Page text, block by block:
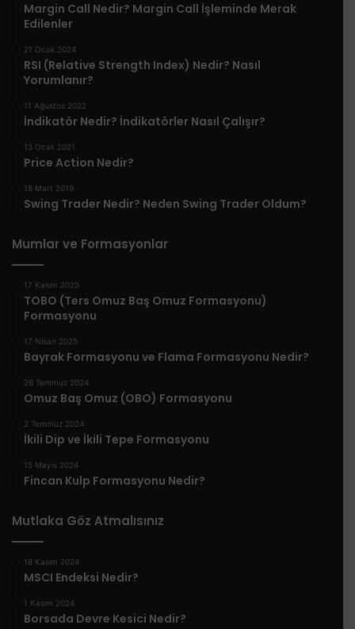
​Margin Call Nedir? Margin Call İşleminde Merak
Edilenler​
21 Ocak 2024
RSI (Relative Strength Index) Nedir? Nasıl
Yorumlanır?
11 Ağustos 2022
İndikatör Nedir? İndikatörler Nasıl Çalışır?
13 Ocak 2021
Price Action Nedir?
18 Mart 2019
Swing Trader Nedir? Neden Swing Trader Oldum?
Mumlar ve Formasyonlar
17 Kasım 2025
TOBO (Ters Omuz Baş Omuz Formasyonu)
Formasyonu
17 Nisan 2025
Bayrak Formasyonu ve Flama Formasyonu Nedir?
26 Temmuz 2024
Omuz Baş Omuz (OBO) Formasyonu
2 Temmuz 2024
İkili Dip ve İkili Tepe Formasyonu
15 Mayıs 2024
Fincan Kulp Formasyonu Nedir?
Mutlaka Göz Atmalısınız
18 Kasım 2024
MSCI Endeksi Nedir?
1 Kasım 2024
Borsada Devre Kesici Nedir?